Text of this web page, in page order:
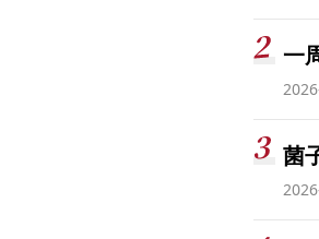
一
菌